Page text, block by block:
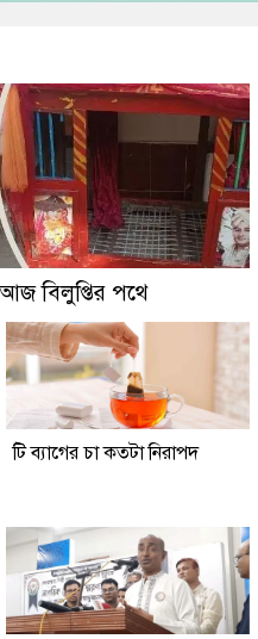
বিলুপ্তির পথে
টি ব্যাগের চা কতটা নিরাপদ